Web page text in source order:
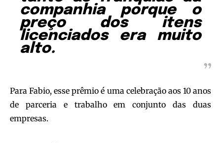
companhia porque o
preço dos itens
licenciados era muito
alto.
Para Fabio, esse prêmio é uma celebração aos 10 anos
de parceria e trabalho em conjunto das duas
empresas.